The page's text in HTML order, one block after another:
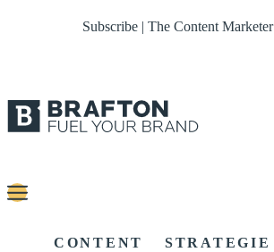
Subscribe | The Content Marketer
CONTENT STRATEGIE